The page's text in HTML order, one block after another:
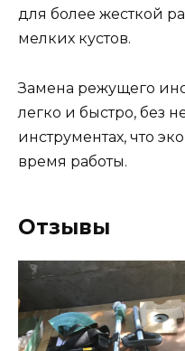
для более жесткой
мелких кустов.
Замена режущего
легко и быстро, без
инструментах, что
время работы.
Отзывы